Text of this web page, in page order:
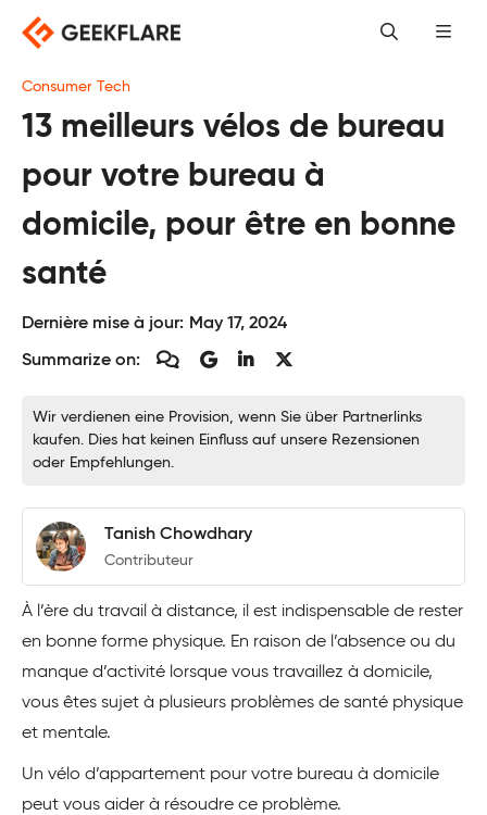
Skip
content
Consumer Tech
13 meilleurs vélos de bureau
pour votre bureau à
domicile, pour être en bonne
santé
Dernière mise à jour: May 17, 2024
Summarize on:
Wir verdienen eine Provision, wenn Sie über Partnerlinks
kaufen. Dies hat keinen Einfluss auf unsere Rezensionen
oder Empfehlungen.
Tanish Chowdhary
Contributeur
À l’ère du travail à distance, il est indispensable de rester
en bonne forme physique. En raison de l’absence ou du
manque d’activité lorsque vous travaillez à domicile,
vous êtes sujet à plusieurs problèmes de santé physique
et mentale.
Un vélo d’appartement pour votre bureau à domicile
peut vous aider à résoudre ce problème.